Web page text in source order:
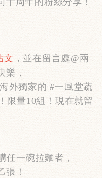
文 ，並在留言處@兩
樂，
外獨家的 #一風堂蔬
限量10組！現在就留
任一碗拉麵者，
張！